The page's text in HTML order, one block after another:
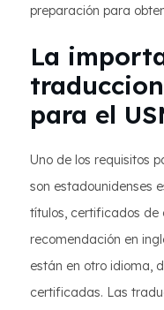
preparación para
La
para el
Uno de los requisitos
son estadounidenses
títulos, certificados
recomendación en
están en otro idioma,
certificadas. Las